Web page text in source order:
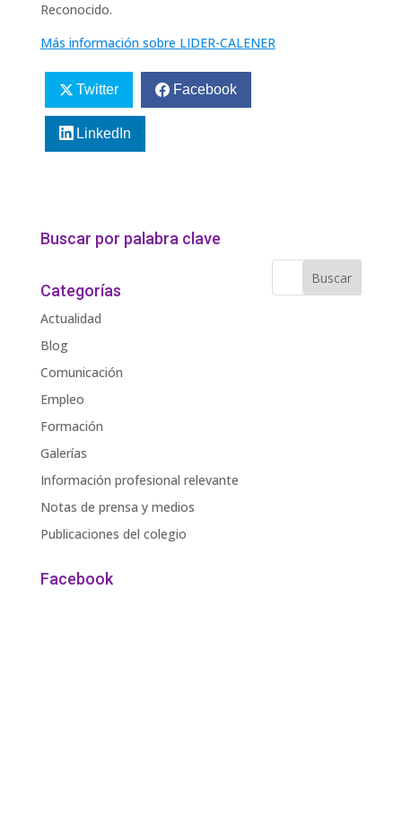
Reconocido.
Más información sobre LIDER-CALENER
Twitter Facebook
LinkedIn
Buscar por palabra clave
Categorías
Actualidad
Blog
Comunicación
Empleo
Formación
Galerías
Información profesional relevante
Notas de prensa y medios
Publicaciones del colegio
Facebook